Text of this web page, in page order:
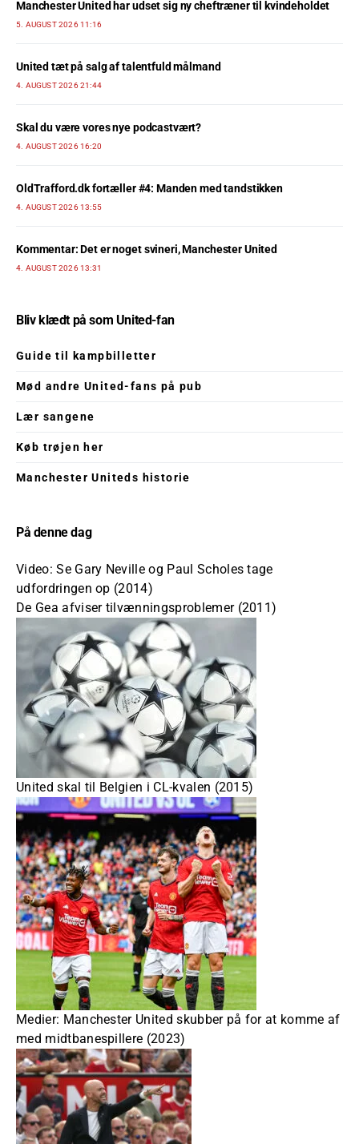
Manchester United har udset sig ny cheftræner til kvindeholdet
5. AUGUST 2026 11:16
United tæt på salg af talentfuld målmand
4. AUGUST 2026 21:44
Skal du være vores nye podcastvært?
4. AUGUST 2026 16:20
OldTrafford.dk fortæller #4: Manden med tandstikken
4. AUGUST 2026 13:55
Kommentar: Det er noget svineri, Manchester United
4. AUGUST 2026 13:31
Bliv klædt på som United-fan
Guide til kampbilletter
Mød andre United-fans på pub
Lær sangene
Køb trøjen her
Manchester Uniteds historie
På denne dag
Video: Se Gary Neville og Paul Scholes tage
udfordringen op (2014)
De Gea afviser tilvænningsproblemer (2011)
United skal til Belgien i CL-kvalen (2015)
Medier: Manchester United skubber på for at komme af
med midtbanespillere (2023)